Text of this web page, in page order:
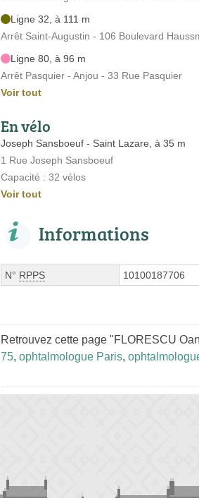
Ligne 32, à 111 m
Arrêt Saint-Augustin - 106 Boulevard
Ligne 80, à 96 m
Arrêt Pasquier - Anjou - 33 Rue Pasquier
Voir tout
En vélo
Joseph Sansboeuf - Saint Lazare, à 35 m
1 Rue Joseph Sansboeuf
Capacité : 32 vélos
Voir tout
Informations
N° RPPS 10100187706
Retrouvez cette page "FLORESCU
75, ophtalmologue Paris,